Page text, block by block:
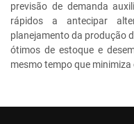
previsão de demanda
rápidos a antecipar
planejamento da produção
ótimos de estoque e
mesmo tempo que